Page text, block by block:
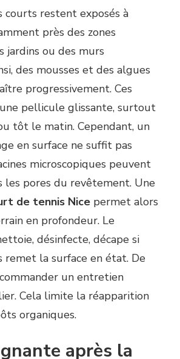
courts restent exposés à
près des zones
jardins ou des murs
des mousses et des algues
progressivement. Ces
pellicule glissante, surtout
tôt le matin. Cependant, un
en surface ne suffit pas
microscopiques peuvent
les pores du revêtement. Une
de tennis Nice permet alors
en profondeur. Le
désinfecte, décape si
remet la surface en état. De
un entretien
Cela limite la réapparition
organiques.
après la